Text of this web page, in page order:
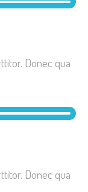
Donec qua
Donec qua